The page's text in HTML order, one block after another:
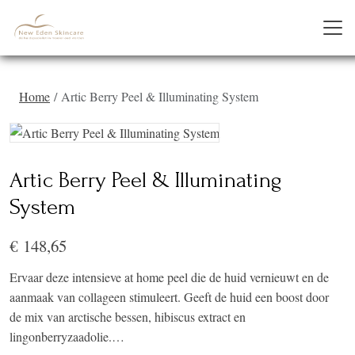
Home Artic Berry Peel & Illuminating System
Artic Berry Peel & Illuminating
System
€ 148,65
Ervaar deze intensieve at home peel die de huid vernieuwt en de
aanmaak van collageen stimuleert. Geeft de huid een boost door
de mix van arctische bessen, hibiscus extract en
lingonberryzaadolie.